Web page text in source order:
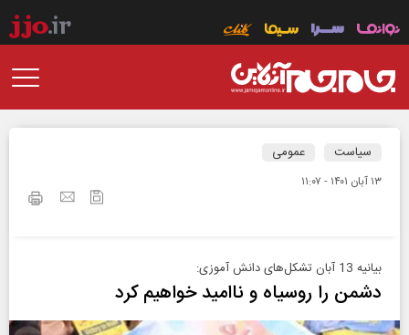
سیاست عمومی
۱۳ آبان ۱۴۰۱ - ۱۱:۰۷
بیانیه 13 آبان تشکل‌های دانش آموزی:
دشمن را روسیاه و ناامید خواهیم کرد